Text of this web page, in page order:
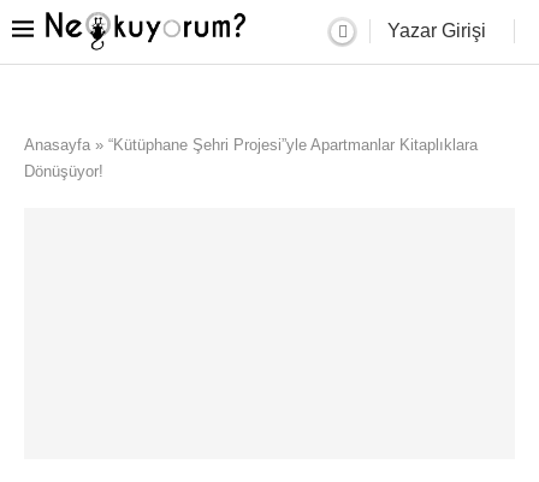
Yazar Girişi
Anasayfa » “Kütüphane Şehri Projesi”yle Apartmanlar Kitaplıklara
Dönüşüyor!